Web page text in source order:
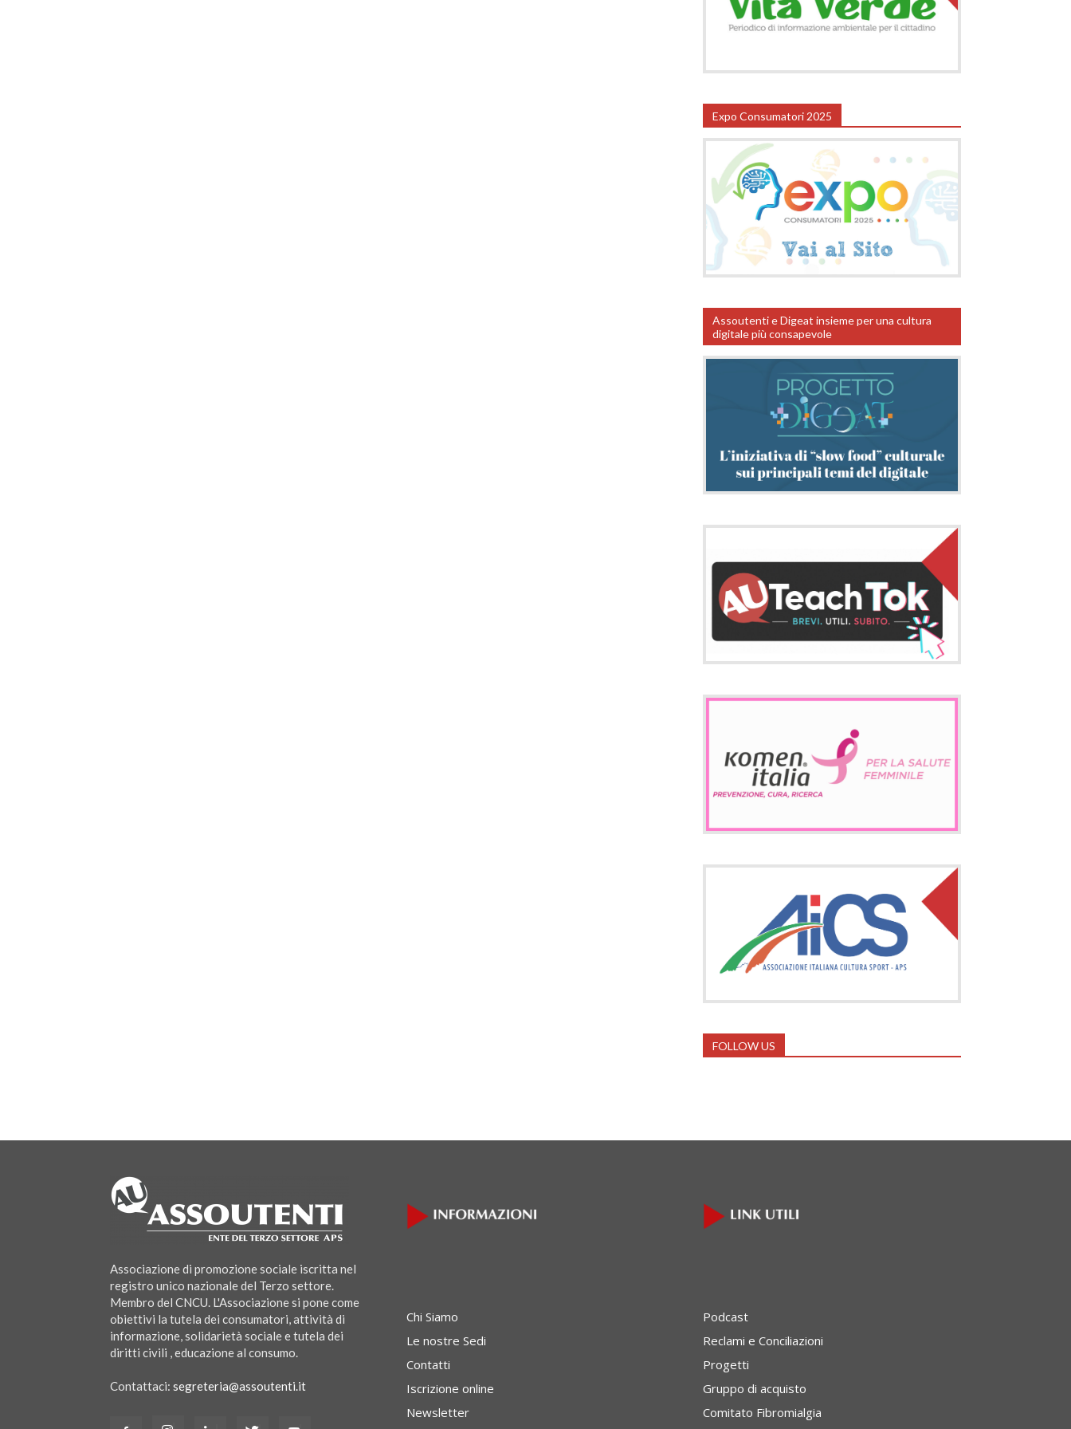
Expo Consumatori 2025
Assoutenti e Digeat insieme per una cultura
digitale più consapevole
FOLLOW US
Associazione di promozione sociale iscritta nel
registro unico nazionale del Terzo settore.
Membro del CNCU. L'Associazione si pone come
obiettivi la tutela dei consumatori, attività di
informazione, solidarietà sociale e tutela dei
diritti civili , educazione al consumo.
Contattaci: segreteria@assoutenti.it
Chi Siamo
Le nostre Sedi
Contatti
Iscrizione online
Newsletter
Podcast
Reclami e Conciliazioni
Progetti
Gruppo di acquisto
Comitato Fibromialgia